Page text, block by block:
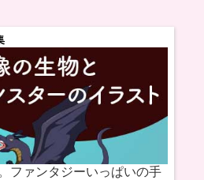
ファンタジーいっぱいの手